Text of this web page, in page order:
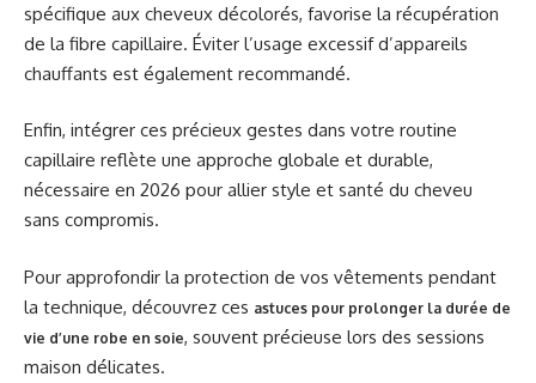
spécifique aux cheveux décolorés, favorise la récupération
de la fibre capillaire. Éviter l’usage excessif d’appareils
chauffants est également recommandé.
Enfin, intégrer ces précieux gestes dans votre routine
capillaire reflète une approche globale et durable,
nécessaire en 2026 pour allier style et santé du cheveu
sans compromis.
Pour approfondir la protection de vos vêtements pendant
la technique, découvrez ces astuces pour prolonger la durée de
vie d’une robe en soie, souvent précieuse lors des sessions
maison délicates.